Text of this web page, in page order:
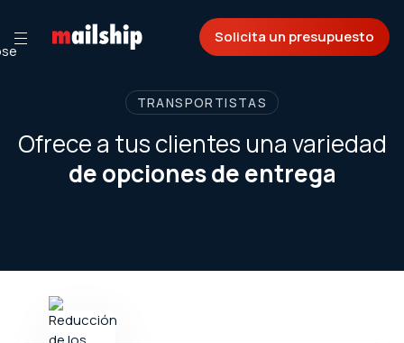
Solicita un presupuesto
TRANSPORTISTAS
Ofrece a tus clientes una variedad
de opciones de entrega